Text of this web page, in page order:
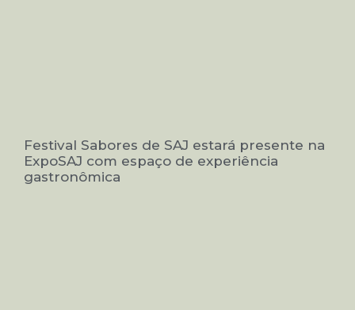
Festival Sabores de SAJ estará presente na
ExpoSAJ com espaço de experiência
gastronômica